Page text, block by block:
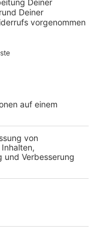
einreichen
Nutzt den
per WhatsApp
zu lassen.
für